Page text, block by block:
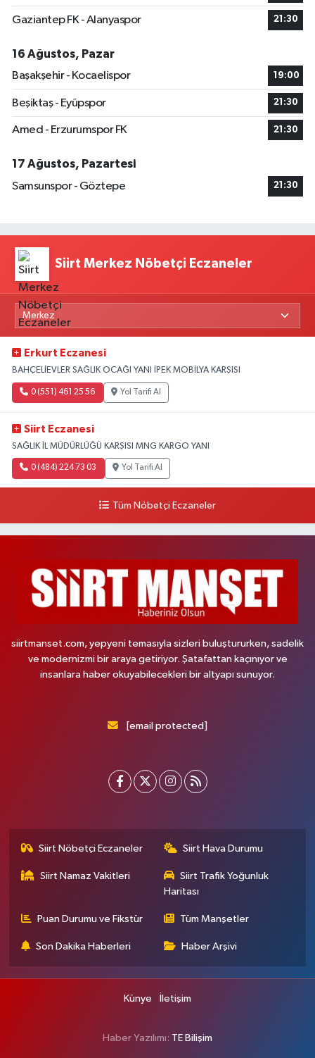
Gaziantep FK - Alanyaspor 21:30
16 Ağustos, Pazar
Başakşehir - Kocaelispor
19:00
Beşiktaş - Eyüpspor 21:30
Amed - Erzurumspor FK 21:30
17 Ağustos, Pazartesi
Samsunspor - Göztepe
21:30
Siirt Merkez Nöbetçi Eczaneler
Erkurt Eczanesi
BAHÇELİEVLER SAĞLIK OCAĞI YANI İPEK MOBİLYA KARŞISI
0 (551) 461 25 56 Yol Tarifi Al
Siirt Eczanesi
SAĞLIK İL MÜDÜRLÜĞÜ KARŞISI MNG KARGO YANI
0 (484) 224 73 03 Yol Tarifi Al
Tüm Nöbetçi Eczaneler
siirtmanset.com, yepyeni temasıyla sizleri buluştururken, sadelik
ve modernizmi bir araya getiriyor. Şatafattan kaçınıyor ve
insanlara haber okuyabilecekleri bir altyapı sunuyor.
[email protected]
Siirt Nöbetçi Eczaneler Siirt Hava Durumu
Siirt Namaz Vakitleri
Siirt Trafik Yoğunluk
Haritası
Puan Durumu ve Fikstür Tüm Manşetler
Son Dakika Haberleri Haber Arşivi
Künye İletişim
Haber Yazılımı: TE Bilişim